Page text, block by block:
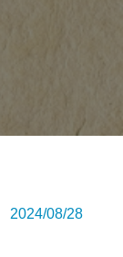
08/28